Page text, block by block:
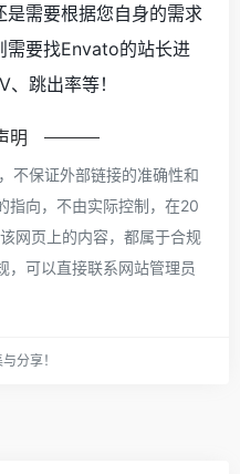
需要根据您自身的需求
需要找Envato的站长进
跳出率等！
明
不保证外部链接的准确性和
指向，不由实际控制，在20
网页上的内容，都属于合规
，可以直接联系网站管理员
分享！